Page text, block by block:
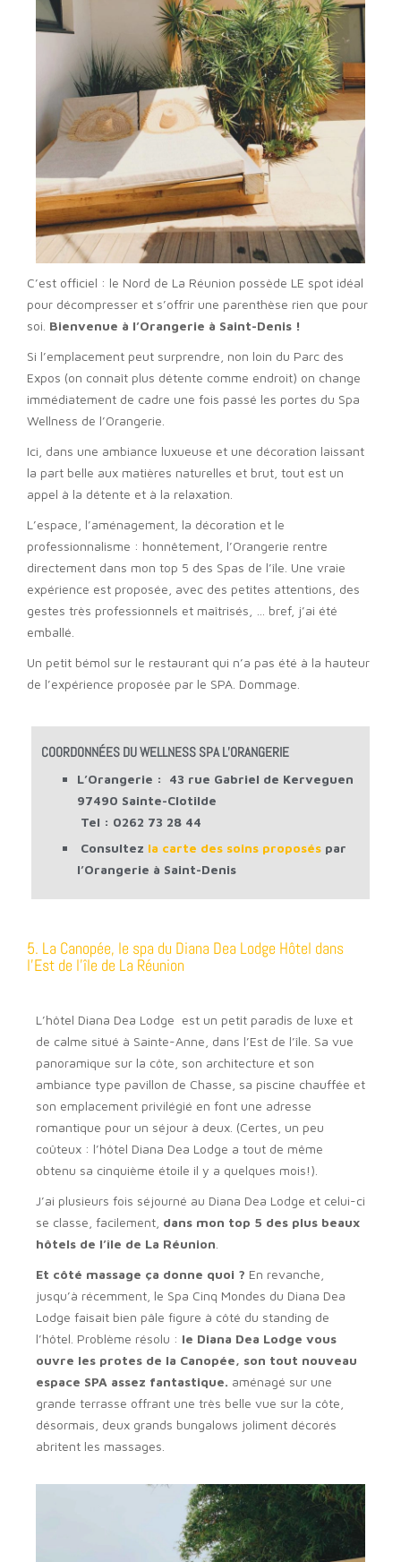
C’est officiel : le Nord de La Réunion possède LE spot idéal
pour décompresser et s’offrir une parenthèse rien que pour
soi. Bienvenue à l’Orangerie à Saint-Denis !
Si l’emplacement peut surprendre, non loin du Parc des
Expos (on connaît plus détente comme endroit) on change
immédiatement de cadre une fois passé les portes du Spa
Wellness de l’Orangerie.
Ici, dans une ambiance luxueuse et une décoration laissant
la part belle aux matières naturelles et brut, tout est un
appel à la détente et à la relaxation.
L’espace, l’aménagement, la décoration et le
professionnalisme : honnêtement, l’Orangerie rentre
directement dans mon top 5 des Spas de l’île. Une vraie
expérience est proposée, avec des petites attentions, des
gestes très professionnels et maîtrisés, … bref, j’ai été
emballé.
Un petit bémol sur le restaurant qui n’a pas été à la hauteur
de l’expérience proposée par le SPA. Dommage.
COORDONNÉES DU WELLNESS SPA L’ORANGERIE
L’Orangerie : 43 rue Gabriel de Kerveguen
97490 Sainte-Clotilde
Tel : 0262 73 28 44
Consultez la carte des soins proposés par
l’Orangerie à Saint-Denis
5. La Canopée, le spa du Diana Dea Lodge Hôtel dans
l’Est de l’île de La Réunion
L’hôtel Diana Dea Lodge est un petit paradis de luxe et
de calme situé à Sainte-Anne, dans l’Est de l’île. Sa vue
panoramique sur la côte, son architecture et son
ambiance type pavillon de Chasse, sa piscine chauffée et
son emplacement privilégié en font une adresse
romantique pour un séjour à deux. (Certes, un peu
coûteux : l’hôtel Diana Dea Lodge a tout de même
obtenu sa cinquième étoile il y a quelques mois!).
J’ai plusieurs fois séjourné au Diana Dea Lodge et celui-ci
se classe, facilement, dans mon top 5 des plus beaux
hôtels de l’île de La Réunion
Et côté massage ça donne quoi ? En revanche,
jusqu’à récemment, le Spa Cinq Mondes du Diana Dea
Lodge faisait bien pâle figure à côté du standing de
l’hôtel. Problème résolu : le Diana Dea Lodge vous
ouvre les protes de la Canopée, son tout nouveau
espace SPA assez fantastique. aménagé sur une
grande terrasse offrant une très belle vue sur la côte,
désormais, deux grands bungalows joliment décorés
abritent les massages.